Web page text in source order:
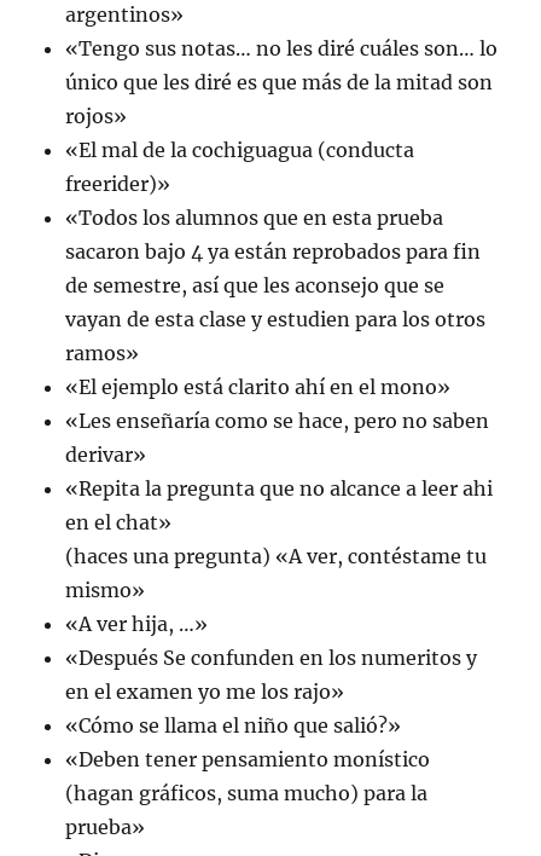
argentinos»
«Tengo sus notas… no les diré cuáles son… lo
único que les diré es que más de la mitad son
rojos»
«El mal de la cochiguagua (conducta
freerider)»
«Todos los alumnos que en esta prueba
sacaron bajo 4 ya están reprobados para fin
de semestre, así que les aconsejo que se
vayan de esta clase y estudien para los otros
ramos»
«El ejemplo está clarito ahí en el mono»
«Les enseñaría como se hace, pero no saben
derivar»
«Repita la pregunta que no alcance a leer ahi
en el chat»
(haces una pregunta) «A ver, contéstame tu
mismo»
«A ver hija, …»
«Después Se confunden en los numeritos y
en el examen yo me los rajo»
«Cómo se llama el niño que salió?»
«Deben tener pensamiento monístico
(hagan gráficos, suma mucho) para la
prueba»